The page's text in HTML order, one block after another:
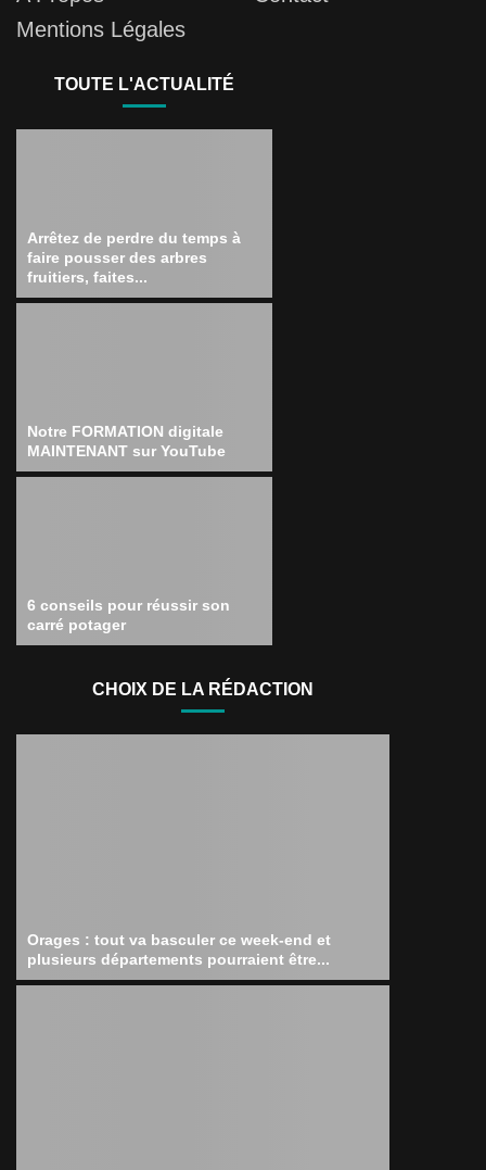
Mentions Légales
TOUTE L'ACTUALITÉ
Arrêtez de perdre du temps à
faire pousser des arbres
fruitiers, faites...
Notre FORMATION digitale
MAINTENANT sur YouTube
6 conseils pour réussir son
carré potager
CHOIX DE LA RÉDACTION
Orages : tout va basculer ce week-end et
plusieurs départements pourraient être...